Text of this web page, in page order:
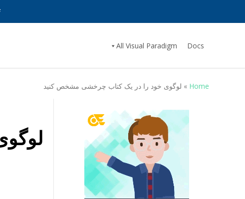
Docs
All Visual Paradigm
Home
» لوگوی خود را در یک کتاب چرخشی مشخص کنید